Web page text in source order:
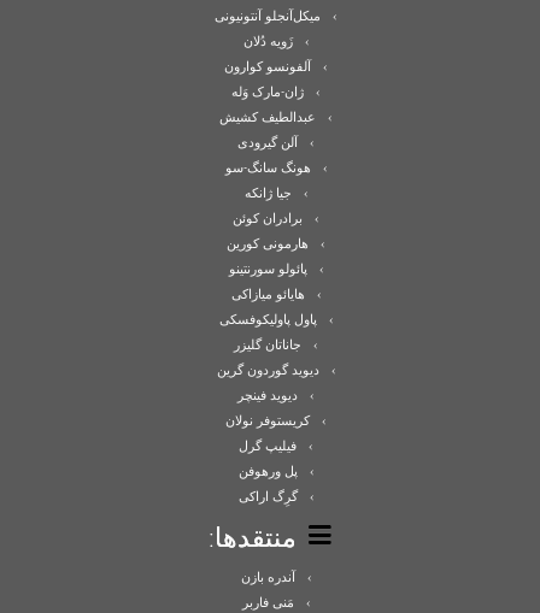
میکل‌آنجلو آنتونیونی
زَویه دُلان
آلفونسو کوارون
ژان-مارک وَله
عبدالطیف کشیش
آلن گیرودی
هونگ سانگ-سو
جیا ژانکه
برادران کوئن
هارمونی کورین
پائولو سورنتینو
هایائو میازاکی
پاول پاولیکوفسکی
جاناتان گلیزر
دیوید گوردون گرین
دیوید فینچر
کریستوفر نولان
فیلیپ گرل
پل ورهوفن
گرِگ اراکی
منتقدها:
آندره بازن
مَنی فاربر